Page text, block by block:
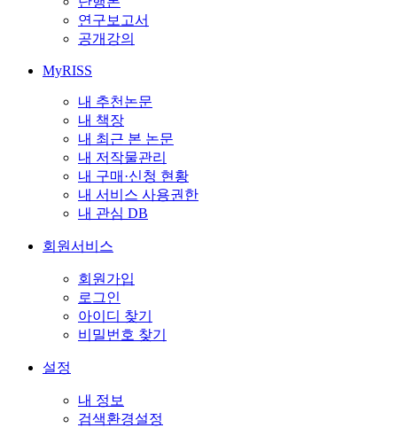
연구보고서
공개강의
MyRISS
내 추천논문
내 책장
내 최근 본 논문
내 저작물관리
내 구매·신청 현황
내 서비스 사용권한
내 관심 DB
회원서비스
회원가입
로그인
아이디 찾기
비밀번호 찾기
설정
내 정보
검색환경설정